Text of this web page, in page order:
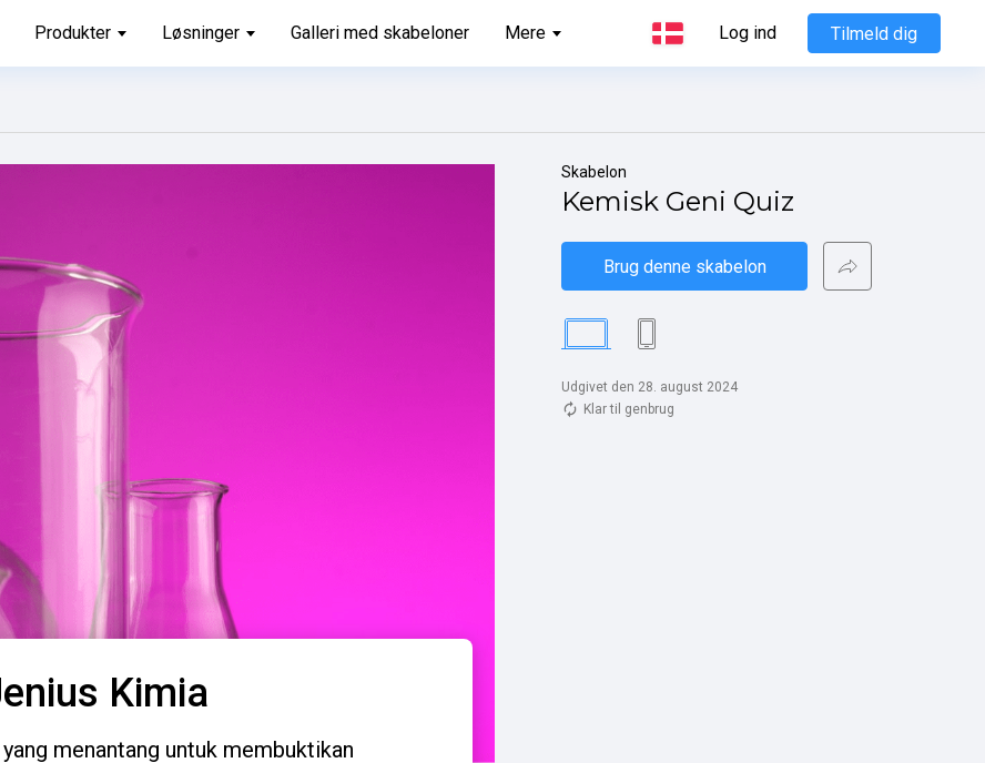
Produkter Løsninger Galleri med skabeloner Mere Log ind Tilmeld dig
Skabelon
Kemisk Geni Quiz
Brug denne skabelon
Udgivet den 28. august 2024
Klar til genbrug